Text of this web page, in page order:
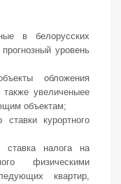
в белорусских
уровень
обложения
увеличеныее
объектам;
курортного
налога на
физическими
квартир,